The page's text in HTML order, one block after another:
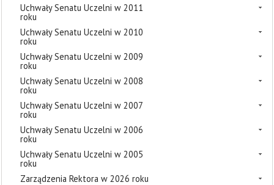
Uchwały Senatu Uczelni w 2011
roku
Uchwały Senatu Uczelni w 2010
roku
Uchwały Senatu Uczelni w 2009
roku
Uchwały Senatu Uczelni w 2008
roku
Uchwały Senatu Uczelni w 2007
roku
Uchwały Senatu Uczelni w 2006
roku
Uchwały Senatu Uczelni w 2005
roku
Zarządzenia Rektora w 2026 roku